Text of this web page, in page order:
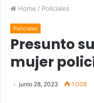
Home / Policiales
Policiales
Presunto
mujer
junio 28, 2023 1.008